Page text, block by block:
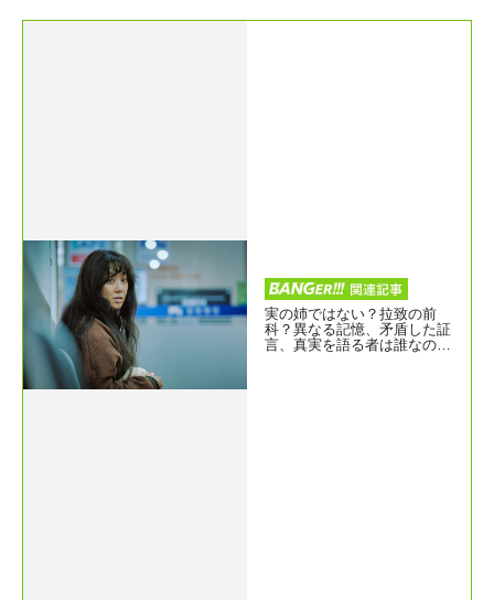
実の姉ではない？拉致の前
科？異なる記憶、矛盾した証
言、真実を語る者は誰なのか